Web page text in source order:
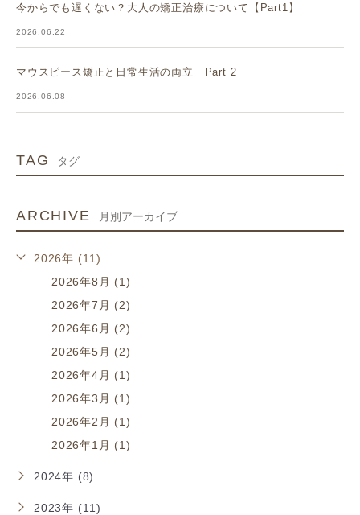
今からでも遅くない？大人の矯正治療について【Part1】
2026.06.22
マウスピース矯正と日常生活の両立 Part 2
2026.06.08
TAG タグ
ARCHIVE 月別アーカイブ
2026年 (11)
2026年8月 (1)
2026年7月 (2)
2026年6月 (2)
2026年5月 (2)
2026年4月 (1)
2026年3月 (1)
2026年2月 (1)
2026年1月 (1)
2024年 (8)
2023年 (11)